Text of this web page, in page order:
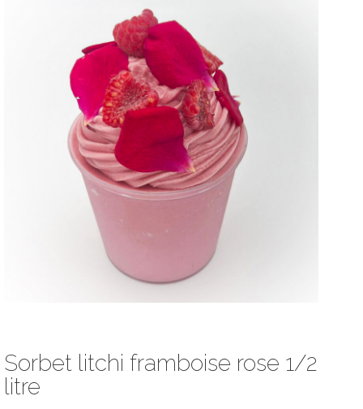
Sorbet litchi framboise rose 1/2
litre